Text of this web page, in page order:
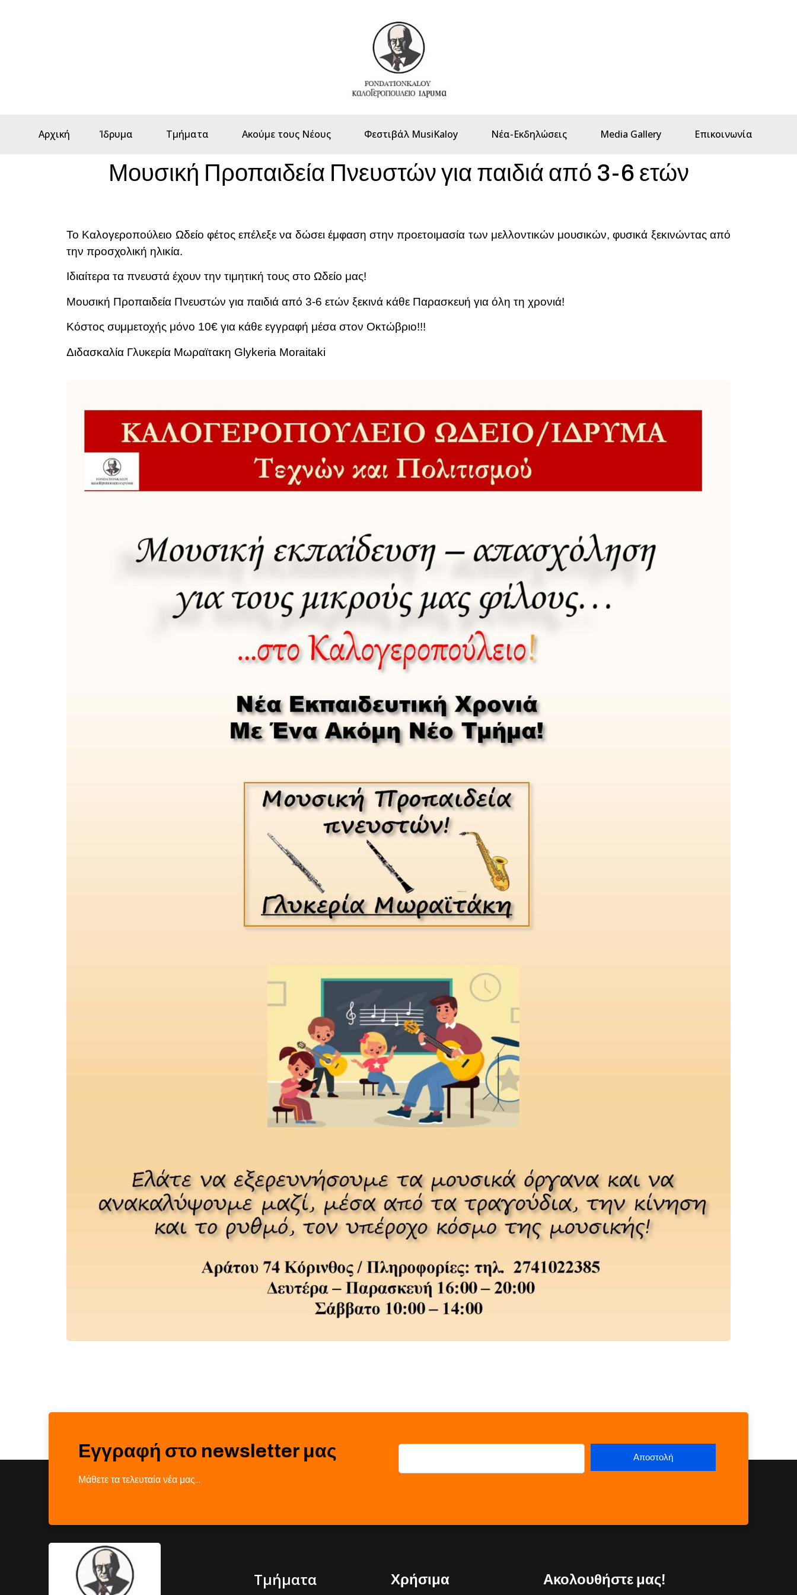
Αρχική Ίδρυμα Τμήματα Ακούμε τους Νέους Φεστιβάλ MusiKaloy Νέα-Εκδηλώσεις Media Gallery Επικοινωνία
Μουσική Προπαιδεία Πνευστών για παιδιά από 3-6 ετών
Το Καλογεροπούλειο Ωδείο φέτος επέλεξε να δώσει έμφαση στην προετοιμασία των μελλοντικών μουσικών, φυσικά ξεκινώντας από
την προσχολική ηλικία.
Ιδιαίτερα τα πνευστά έχουν την τιμητική τους στο Ωδείο μας!
Μουσική Προπαιδεία Πνευστών για παιδιά από 3-6 ετών ξεκινά κάθε Παρασκευή για όλη τη χρονιά!
Κόστος συμμετοχής μόνο 10€ για κάθε εγγραφή μέσα στον Οκτώβριο!!!
Διδασκαλία Γλυκερία Μωραϊτακη Glykeria Moraitaki
Εγγραφή στο newsletter μας
Μάθετε τα τελευταία νέα μας…
Τμήματα Χρήσιμα Ακολουθήστε μας!